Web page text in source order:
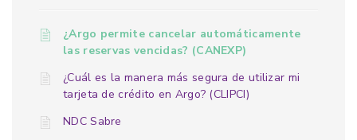
¿Argo permite cancelar automáticamente
las reservas vencidas? (CANEXP)
¿Cuál es la manera más segura de utilizar mi
tarjeta de crédito en Argo? (CLIPCI)
NDC Sabre